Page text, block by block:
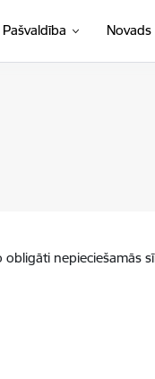
Pašvaldība Novads
nepieciešamās